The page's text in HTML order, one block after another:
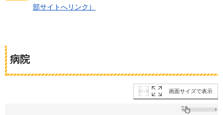
部サイトへリンク）
病院
画面サイズで表示